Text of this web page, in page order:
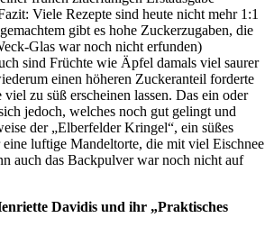
Viele Rezepte sind heute nicht mehr 1:1
gibt es hohe Zuckerzugaben, die
Glas war noch nicht erfunden)
sind Früchte wie Äpfel damals viel saurer
einen höheren Zuckeranteil forderte
viel zu süß erscheinen lassen. Das ein oder
jedoch, welches noch gut gelingt und
der „Elberfelder Kringel“, ein süßes
luftige Mandeltorte, die mit viel Eischnee
auch das Backpulver war noch nicht auf
Davidis und ihr „Praktisches